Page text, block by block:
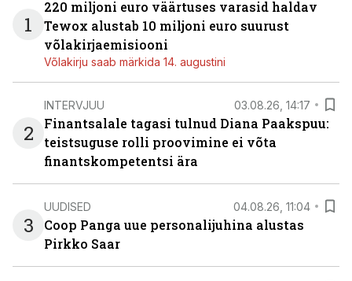
1
220 miljoni euro väärtuses varasid haldav
Tewox alustab 10 miljoni euro suurust
võlakirjaemisiooni
Võlakirju saab märkida 14. augustini
2
INTERVJUU 03.08.26, 14:17
Finantsalale tagasi tulnud Diana Paakspuu:
teistsuguse rolli proovimine ei võta
finantskompetentsi ära
3
UUDISED 04.08.26, 11:04
Coop Panga uue personalijuhina alustas
Pirkko Saar